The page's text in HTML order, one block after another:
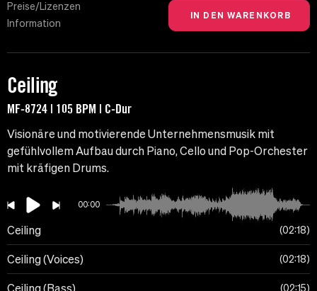
Preise/Lizenzen
Information
Ceiling
MF-8724 | 105 BPM | C-Dur
Visionäre und motivierende Unternehmensmusik mit
gefühlvollem Aufbau durch Piano, Cello und Pop-Orchester
mit kräfigen Drums.
00:00
Ceiling 02:18
Ceiling (Voices) 02:18
Ceiling (Bass) 02:15